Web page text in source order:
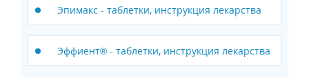
Эпимакс - таблетки, инструкция лекарства
Эффиент® - таблетки, инструкция лекарства